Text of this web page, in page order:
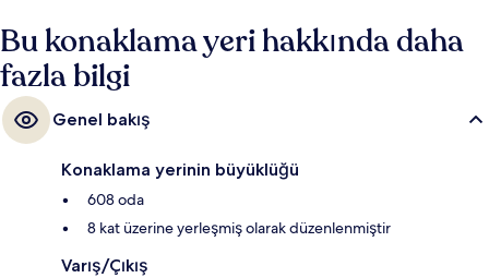
Bu konaklama yeri hakkında daha
fazla bilgi
Genel bakış
Konaklama yerinin büyüklüğü
608 oda
8 kat üzerine yerleşmiş olarak düzenlenmiştir
Varış/Çıkış